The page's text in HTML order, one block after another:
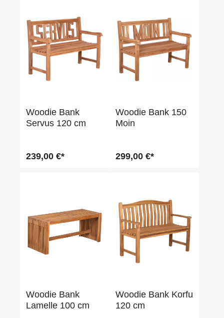
Woodie Bank
Servus 120 cm
239,00 €*
Woodie Bank 150
Moin
299,00 €*
Woodie Bank
Lamelle 100 cm
Woodie Bank Korfu
120 cm